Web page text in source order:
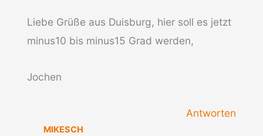
Liebe Grüße aus Duisburg, hier soll es jetzt
minus10 bis minus15 Grad werden,
Jochen
Antworten
MIKESCH